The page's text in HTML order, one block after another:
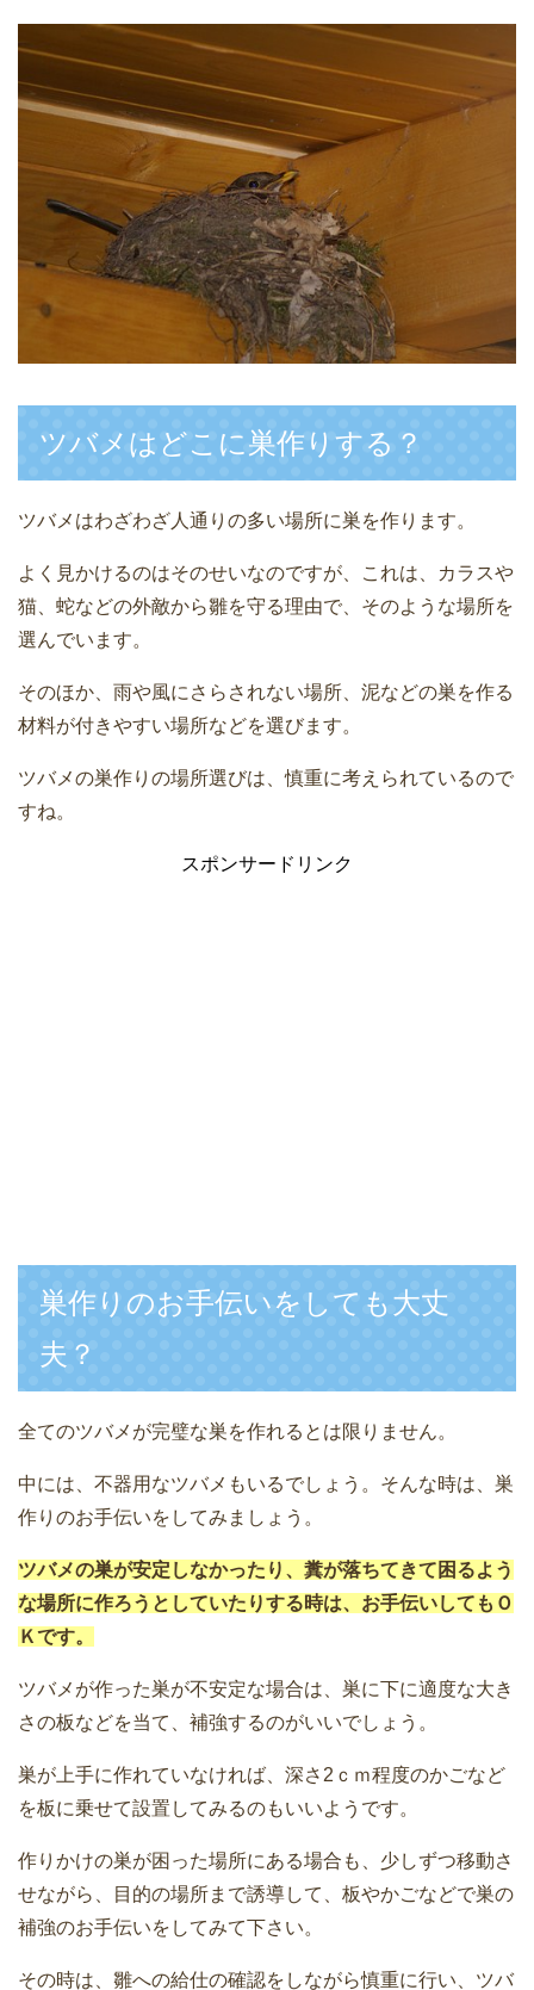
ツバメはどこに巣作りする？
ツバメはわざわざ人通りの多い場所に巣を作ります。
よく見かけるのはそのせいなのですが、これは、カラスや
猫、蛇などの外敵から雛を守る理由で、そのような場所を
選んでいます。
そのほか、雨や風にさらされない場所、泥などの巣を作る
材料が付きやすい場所などを選びます。
ツバメの巣作りの場所選びは、慎重に考えられているので
すね。
スポンサードリンク
巣作りのお手伝いをしても大丈
夫？
全てのツバメが完璧な巣を作れるとは限りません。
中には、不器用なツバメもいるでしょう。そんな時は、巣
作りのお手伝いをしてみましょう。
ツバメの巣が安定しなかったり、糞が落ちてきて困るよう
な場所に作ろうとしていたりする時は、お手伝いしてもＯ
Ｋです。
ツバメが作った巣が不安定な場合は、巣に下に適度な大き
さの板などを当て、補強するのがいいでしょう。
巣が上手に作れていなければ、深さ2ｃｍ程度のかごなど
を板に乗せて設置してみるのもいいようです。
作りかけの巣が困った場所にある場合も、少しずつ移動さ
せながら、目的の場所まで誘導して、板やかごなどで巣の
補強のお手伝いをしてみて下さい。
その時は、雛への給仕の確認をしながら慎重に行い、ツバ